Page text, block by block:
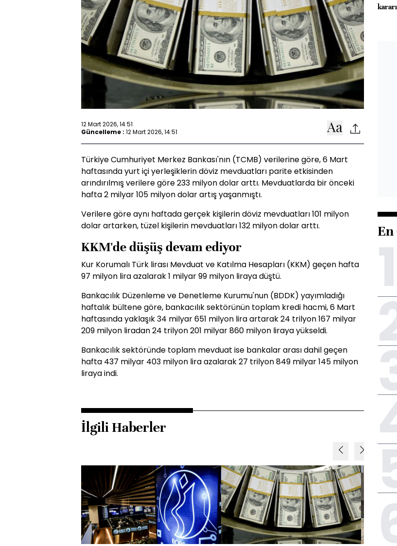
12 Mart 2026, 14:51
Güncelleme : 12 Mart 2026, 14:51
Türkiye Cumhuriyet Merkez Bankası'nın (TCMB) verilerine göre, 6 Mart
haftasında yurt içi yerleşiklerin döviz mevduatları parite etkisinden
arındırılmış verilere göre 233 milyon dolar arttı. Mevduatlarda bir önceki
hafta 2 milyar 105 milyon dolar artış yaşanmıştı.
Verilere göre aynı haftada gerçek kişilerin döviz mevduatları 101 milyon
dolar artarken, tüzel kişilerin mevduatları 132 milyon dolar arttı.
KKM'de düşüş devam ediyor
Kur Korumalı Türk lirası Mevduat ve Katılma Hesapları (KKM) geçen hafta
97 milyon lira azalarak 1 milyar 99 milyon liraya düştü.
Bankacılık Düzenleme ve Denetleme Kurumu'nun (BDDK) yayımladığı
haftalık bültene göre, bankacılık sektörünün toplam kredi hacmi, 6 Mart
haftasında yaklaşık 34 milyar 651 milyon lira artarak 24 trilyon 167 milyar
209 milyon liradan 24 trilyon 201 milyar 860 milyon liraya yükseldi.
Bankacılık sektöründe toplam mevduat ise bankalar arası dahil geçen
hafta 437 milyar 403 milyon lira azalarak 27 trilyon 849 milyar 145 milyon
liraya indi.
İlgili Haberler
1